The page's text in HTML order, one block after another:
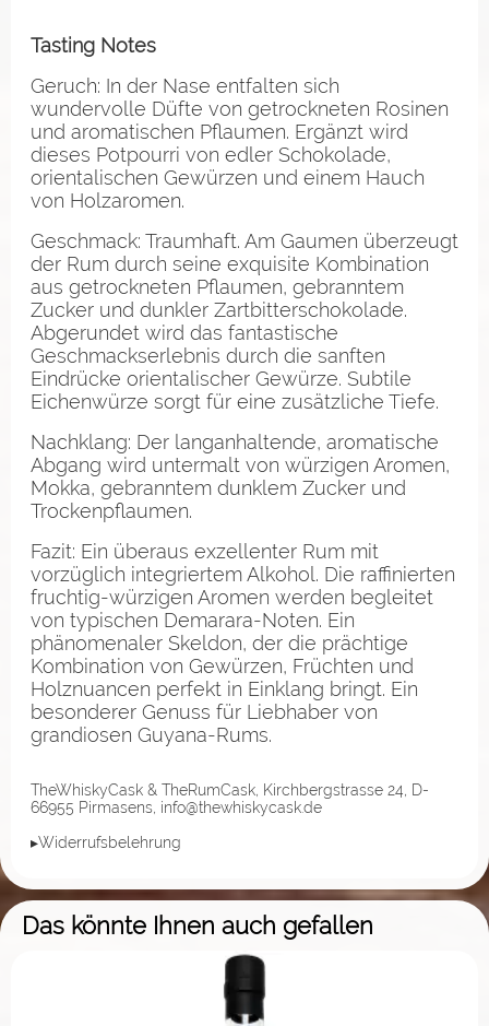
Tasting Notes
Geruch: In der Nase entfalten sich
wundervolle Düfte von getrockneten Rosinen
und aromatischen Pflaumen. Ergänzt wird
dieses Potpourri von edler Schokolade,
orientalischen Gewürzen und einem Hauch
von Holzaromen.
Geschmack: Traumhaft. Am Gaumen überzeugt
der Rum durch seine exquisite Kombination
aus getrockneten Pflaumen, gebranntem
Zucker und dunkler Zartbitterschokolade.
Abgerundet wird das fantastische
Geschmackserlebnis durch die sanften
Eindrücke orientalischer Gewürze. Subtile
Eichenwürze sorgt für eine zusätzliche Tiefe.
Nachklang: Der langanhaltende, aromatische
Abgang wird untermalt von würzigen Aromen,
Mokka, gebranntem dunklem Zucker und
Trockenpflaumen.
Fazit: Ein überaus exzellenter Rum mit
vorzüglich integriertem Alkohol. Die raffinierten
fruchtig-würzigen Aromen werden begleitet
von typischen Demarara-Noten. Ein
phänomenaler Skeldon, der die prächtige
Kombination von Gewürzen, Früchten und
Holznuancen perfekt in Einklang bringt. Ein
besonderer Genuss für Liebhaber von
grandiosen Guyana-Rums.
TheWhiskyCask & TheRumCask, Kirchbergstrasse 24, D-
66955 Pirmasens, info@thewhiskycask.de
▸Widerrufsbelehrung
Das könnte Ihnen auch gefallen